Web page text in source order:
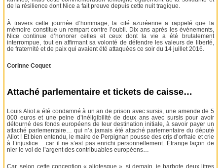
de la résilience dont Nice a fait preuve depuis cette nuit tragique.
À travers cette journée d’hommage, la cité azuréenne a rappelé que la
mémoire constitue un rempart contre l’oubli. Dix ans après les événements,
Nice continue d’honorer celles et ceux dont la vie a été brutalement
interrompue, tout en affirmant sa volonté de défendre les valeurs de liberté,
de fraternité et de paix qui avaient été attaquées ce soir du 14 juillet 2016.
Corinne Coquet
Attaché parlementaire et tickets de caisse…
Louis Aliot a été condamné à un an de prison avec sursis, une amende de 5
000 euros et une peine d’inéligibilité de deux ans avec sursis pour avoir
détourné des fonds européens de leur destination initiale, à savoir payer un
attaché parlementaire… qui n’a jamais été attaché parlementaire du député
Aliot ! Et bien entendu, le maire de Perpignan pousse des cris d’orfraie et crie
à l’injustice… car il ne s’est pas enrichi personnellement. Étrange façon de
nier le vol de l’argent des contribuables européens…
Car, selon cette conception « aliotesque », si demain, je barbote deux litres